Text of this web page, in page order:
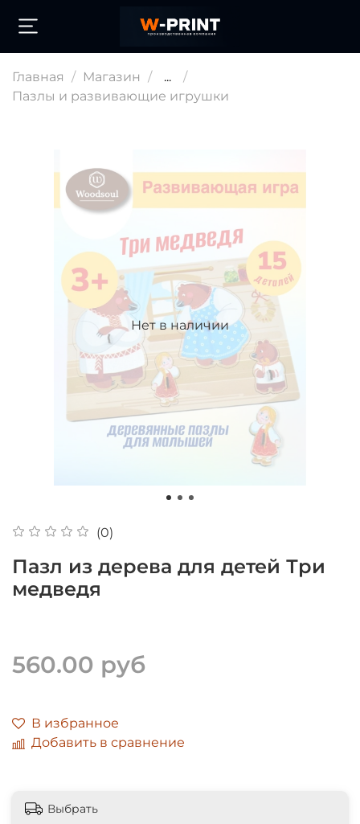
Главная Магазин
...
Пазлы и развивающие игрушки
Нет в наличии
(0)
Пазл из дерева для детей Три
медведя
560.00 руб
В избранное
Добавить в сравнение
Выбрать